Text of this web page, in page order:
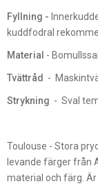
Fyllning -
kuddfodral
Material -
Tvättråd -
Strykning - Sval
Toulouse - Stora
levande färger från
material och färg.